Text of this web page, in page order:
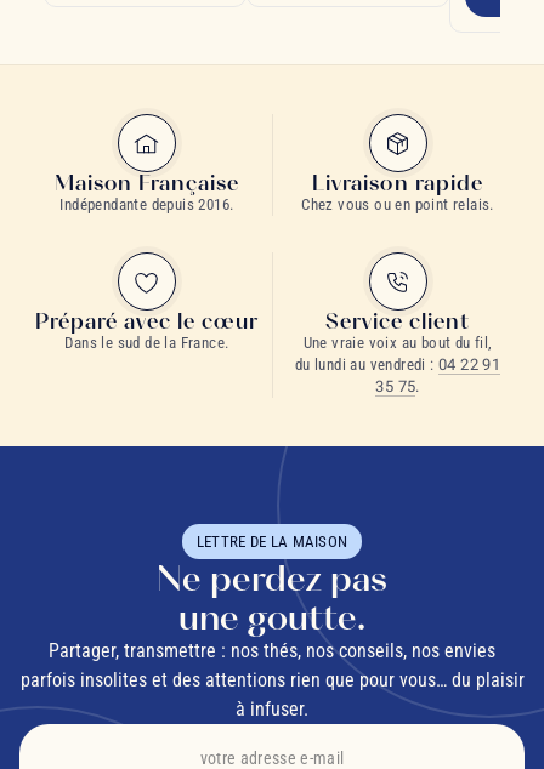
Maison Française
Indépendante depuis 2016.
Livraison rapide
Chez vous ou en point relais.
Préparé avec le cœur
Dans le sud de la France.
Service client
Une vraie voix au bout du fil,
du lundi au vendredi :04 22 91
35 75.
LETTRE DE LA MAISON
Ne perdez pas
une goutte.
Partager, transmettre : nos thés, nos conseils, nos envies
parfois insolites et des attentions rien que pour vous… du plaisir
à infuser.